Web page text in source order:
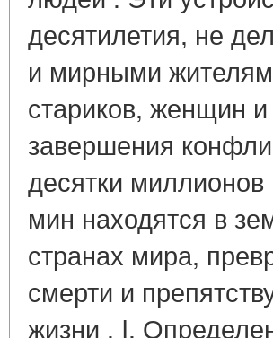
десятилетия, не
и мирными
стариков, женщин
завершения
десятки
мин находятся в
странах мира,
смерти и
жизни . I.